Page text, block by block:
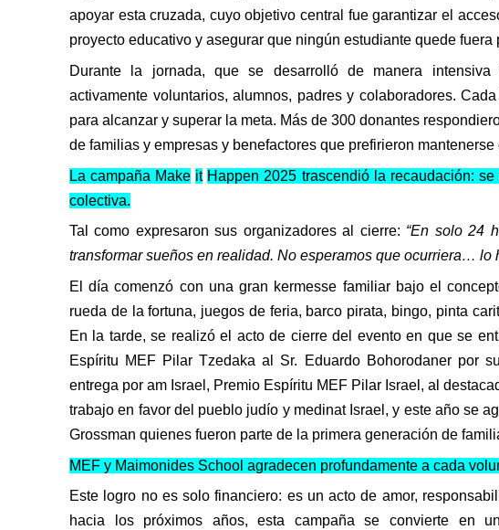
apoyar esta cruzada, cuyo objetivo central fue garantizar el
proyecto educativo y asegurar que ningún estudiante quede fuera
Durante la jornada, que se desarrolló de manera intensiva
activamente voluntarios, alumnos, padres y colaboradores.
para alcanzar y superar la meta. Más de300donantes
de familias y empresas y benefactores que prefirieron mantenerse
La campaña Make it Happen 2025 trascendió la recaudación:
colectiva.
Tal como expresaron sus organizadores al cierre: “En solo 24
transformar sueños en realidad. No esperamos que ocurriera… lo
El día comenzó con una gran kermesse familiar bajo el
rueda de la fortuna, juegos de feria, barco pirata, bingo, pinta
En la tarde, se realizó el acto de cierre del evento en que se
Espíritu MEF PilarTzedaka al Sr. Eduardo Bohorodanerpor su
entrega por am Israel, Premio Espíritu MEF Pilar Israel, al
trabajo en favor del pueblo judío y medinatIsrael, y este año se
Grossman quienes fueron parte de la primera generación de
MEF y Maimonides School agradecen profundamente a cada
Este logro no es solo financiero: es un acto de amor,
hacia los próximos años, esta campaña se convierte en